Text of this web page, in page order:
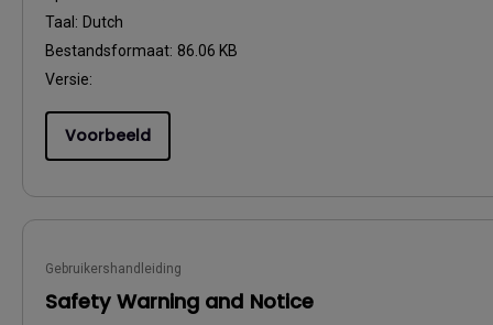
Taal: Dutch
Bestandsformaat: 86.06 KB
Versie:
Voorbeeld
Gebruikershandleiding
Safety Warning and Notice